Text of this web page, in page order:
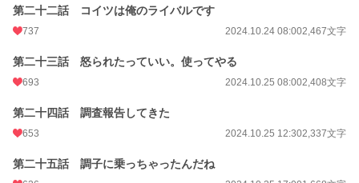
第二十二話 コイツは俺のライバルです
737 2024.10.24 08:002,467文字
第二十三話 怒られたっていい。使ってやる
693 2024.10.25 08:002,408文字
第二十四話 調査報告してきた
653 2024.10.25 12:302,337文字
第二十五話 調子に乗っちゃったんだね